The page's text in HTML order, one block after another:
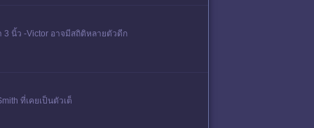
3 นิ้ว -Victor อาจมีสถิติหลายตัวดีก
ที่เคยเป็นตัวเต็